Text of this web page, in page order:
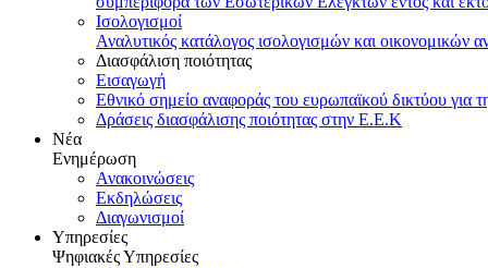
Ισολογισμοί
Αναλυτικός κατάλογος ισολογισμών και οικονομικών
Διασφάλιση ποιότητας
Εισαγωγή
Εθνικό σημείο αναφοράς του ευρωπαϊκού δικτύου για
Δράσεις διασφάλισης ποιότητας στην Ε.Ε.Κ
Νέα
Ενημέρωση
Ανακοινώσεις
Εκδηλώσεις
Διαγωνισμοί
Υπηρεσίες
Ψηφιακές Υπηρεσίες